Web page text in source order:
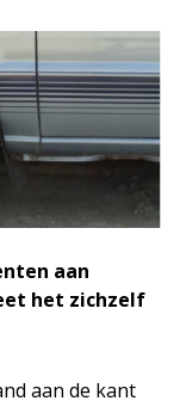
aan
het zichzelf
aan de kant